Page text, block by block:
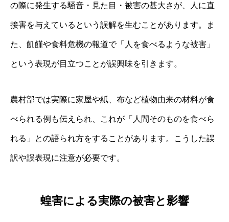
の際に発生する騒音・見た目・被害の甚大さが、人に直
接害を与えているという誤解を生むことがあります。ま
た、飢饉や食料危機の報道で「人を食べるような被害」
という表現が目立つことが誤興味を引きます。
農村部では実際に家屋や紙、布など植物由来の材料が食
べられる例も伝えられ、これが「人間そのものを食べら
れる」との語られ方をすることがあります。こうした誤
訳や誤表現に注意が必要です。
蝗害による実際の被害と影響